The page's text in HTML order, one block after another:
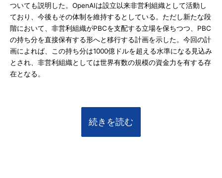
ついても説明した。OpenAIは設立以来非営利組織として活動し
ており、今後もその体制を維持するとしている。ただし新たな段
階において、非営利組織がPBCを支配する立場を保ちつつ、PBC
の持ち分を直接保有する形へと移行する計画を示した。今回の計
画によれば、この持ち分は1000億ドルを超える水準になる見込み
とされ、非営利組織としては世界有数の規模の資金力を有する存
在となる。
続きを読む